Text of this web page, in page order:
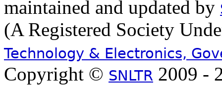
maintained and updated by
(A Registered Society
Technology & Electronics,
Copyright © SNLTR 2009 -